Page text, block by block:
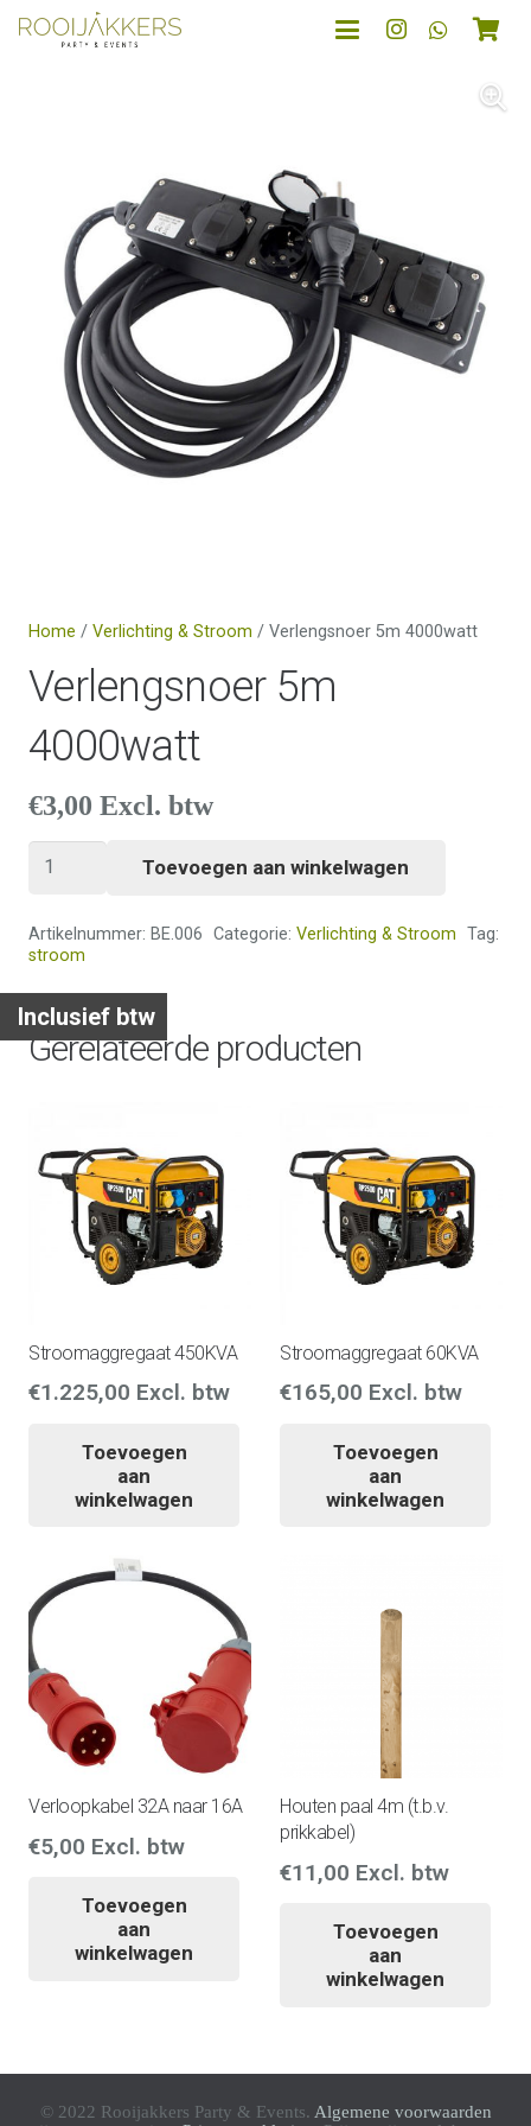
Inclusief btw
Home / Verlichting & Stroom / Verlengsnoer 5m 4000watt
Verlengsnoer 5m
4000watt
€3,00 Excl. btw
Verlengsnoer
4000watt
aantal
Toevoegen aan winkelwagen
Artikelnummer: BE.006 Categorie: Verlichting & Stroom Tag:
stroom
Gerelateerde producten
Stroomaggregaat 450KVA
€1.225,00 Excl. btw
Toevoegen
aan
winkelwagen
Stroomaggregaat 60KVA
€165,00 Excl. btw
Toevoegen
aan
winkelwagen
Verloopkabel 32A naar 16A
€5,00 Excl. btw
Toevoegen
aan
winkelwagen
Houten paal 4m (t.b.v.
prikkabel)
€11,00 Excl. btw
Toevoegen
aan
winkelwagen
© 2022 Rooijakkers Party & Events. Algemene voorwaarden